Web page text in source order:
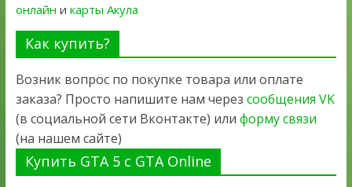
онлайн и карты Акула
Как купить?
Возник вопрос по покупке товара или оплате
заказа? Просто напишите нам через сообщения VK
(в социальной сети Вконтакте) или форму связи
(на нашем сайте)
Купить GTA 5 с GTA Online